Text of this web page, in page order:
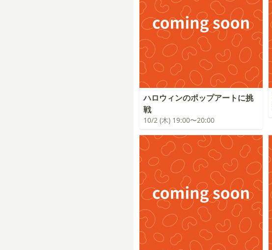
ハロウィンのポップアートに挑
戦
10/2 (木) 19:00〜20:00